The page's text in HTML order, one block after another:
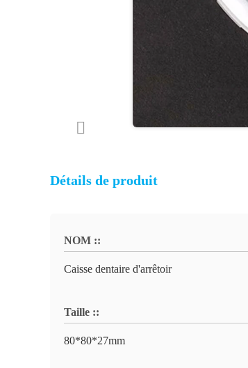
Détails de produit
NOM ::
Caisse dentaire d'arrêtoir
Taille ::
80*80*27mm